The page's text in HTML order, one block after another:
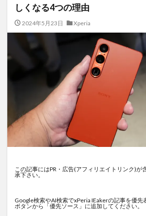
しくなる4つの理由
2024年5月23日 Xperia
この記事にはPR・広告(アフィリエイトリンク)が
承下さい。
Google検索やAI検索でxPeria IEakerの記事を優先
ボタンから「優先ソース」に追加してください。